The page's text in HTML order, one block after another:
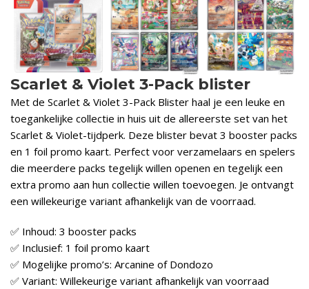
Scarlet & Violet 3-Pack blister
Met de Scarlet & Violet 3-Pack Blister haal je een leuke en
toegankelijke collectie in huis uit de allereerste set van het
Scarlet & Violet-tijdperk. Deze blister bevat 3 booster packs
en 1 foil promo kaart. Perfect voor verzamelaars en spelers
die meerdere packs tegelijk willen openen en tegelijk een
extra promo aan hun collectie willen toevoegen. Je ontvangt
een willekeurige variant afhankelijk van de voorraad.
✅ Inhoud: 3 booster packs
✅ Inclusief: 1 foil promo kaart
✅ Mogelijke promo’s: Arcanine of Dondozo
✅ Variant: Willekeurige variant afhankelijk van voorraad